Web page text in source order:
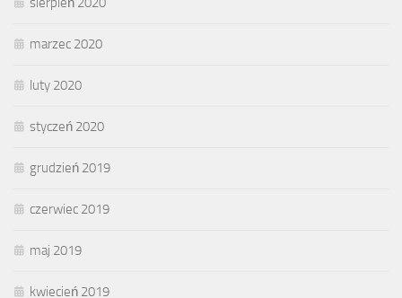
marzec 2020
luty 2020
styczeń 2020
grudzień 2019
czerwiec 2019
maj 2019
kwiecień 2019